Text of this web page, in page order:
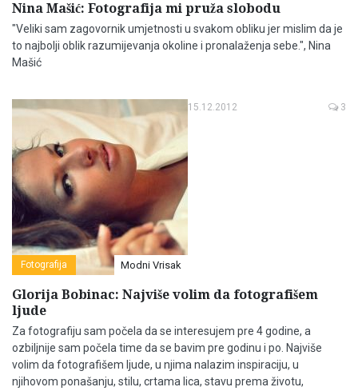
Nina Mašić: Fotografija mi pruža slobodu
"Veliki sam zagovornik umjetnosti u svakom obliku jer mislim da je
to najbolji oblik razumijevanja okoline i pronalaženja sebe.", Nina
Mašić
Fotografija Modni Vrisak
15.12.2012 3
Glorija Bobinac: Najviše volim da fotografišem
ljude
Za fotografiju sam počela da se interesujem pre 4 godine, a
ozbiljnije sam počela time da se bavim pre godinu i po. Najviše
volim da fotografišem ljude, u njima nalazim inspiraciju, u
njihovom ponašanju, stilu, crtama lica, stavu prema životu,